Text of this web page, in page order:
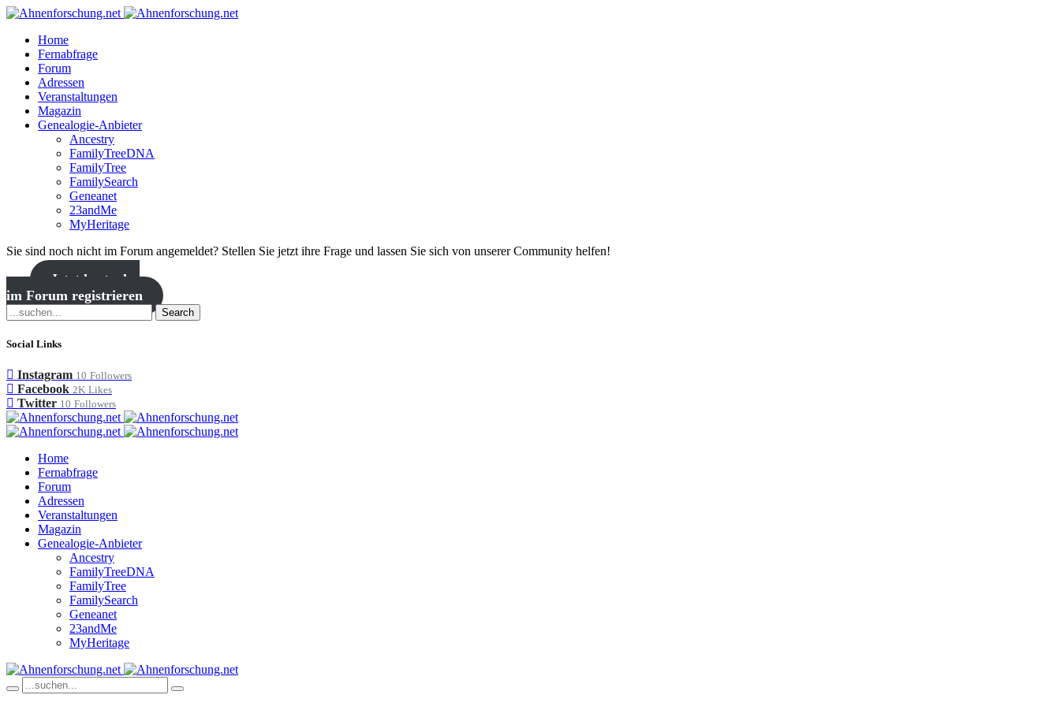
Home
Fernabfrage
Forum
Adressen
Veranstaltungen
Magazin
Genealogie-Anbieter
Ancestry
FamilyTreeDNA
FamilyTree
FamilySearch
Geneanet
23andMe
MyHeritage
Sie sind noch nicht im Forum angemeldet? Stellen Sie jetzt ihre Frage und lassen Sie sich von unserer Community helfen!
Jetzt kostenlos
im Forum registrieren
Search
Social Links
Instagram 10 Followers
Facebook 2K Likes
Twitter 10 Followers
Home
Fernabfrage
Forum
Adressen
Veranstaltungen
Magazin
Genealogie-Anbieter
Ancestry
FamilyTreeDNA
FamilyTree
FamilySearch
Geneanet
23andMe
MyHeritage